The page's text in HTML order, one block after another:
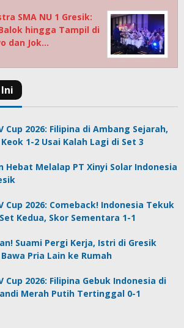
SMA NU 1 Gresik:
hingga Tampil di
dan Jok…
Cup 2026: Filipina di Ambang Sejarah,
1-2 Usai Kalah Lagi di Set 3
Hebat Melalap PT Xinyi Solar Indonesia
Cup 2026: Comeback! Indonesia Tekuk
Kedua, Skor Sementara 1-1
Suami Pergi Kerja, Istri di Gresik
Pria Lain ke Rumah
Cup 2026: Filipina Gebuk Indonesia di
Merah Putih Tertinggal 0-1